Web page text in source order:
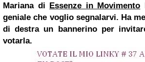
Mariana di Essenze in Movimento
geniale che voglio segnalarvi. Ha
di destra un bannerino per
votarla.